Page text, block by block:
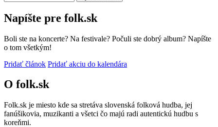
Napíšte pre folk.sk
Boli ste na koncerte? Na festivale? Počuli ste dobrý album? Napíšte
o tom všetkým!
Pridať článok Pridať akciu do kalendára
O folk.sk
Folk.sk je miesto kde sa stretáva slovenská folková hudba, jej
fanúšikovia, muzikanti a všetci čo majú radi autentickú hudbu s
koreňmi.